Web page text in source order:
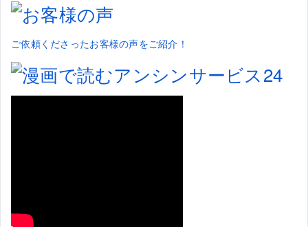
ご依頼くださったお客様の声をご紹介！